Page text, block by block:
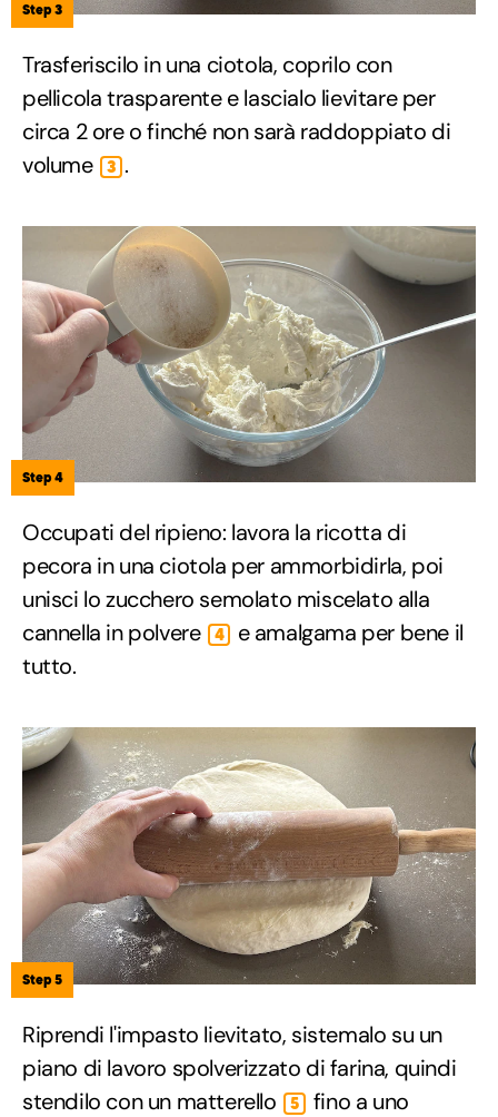
Step 3
Trasferiscilo in una ciotola, coprilo con
pellicola trasparente e lascialo lievitare per
circa 2 ore o finché non sarà raddoppiato di
volume
3 .
Step 4
Occupati del ripieno: lavora la ricotta di
pecora in una ciotola per ammorbidirla, poi
unisci lo zucchero semolato miscelato alla
cannella in polvere
4
e amalgama per bene il
tutto.
Step 5
Riprendi l'impasto lievitato, sistemalo su un
piano di lavoro spolverizzato di farina, quindi
stendilo con un matterello
5
fino a uno